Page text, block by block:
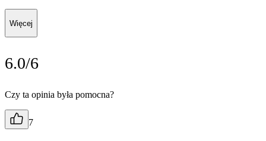
Więcej
6.0/6
Czy ta opinia była pomocna?
7